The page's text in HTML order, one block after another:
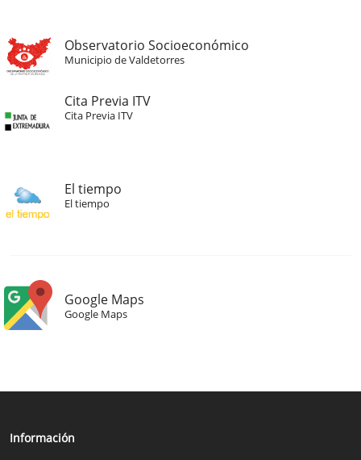
Observatorio Socioeconómico
Municipio de Valdetorres
Cita Previa ITV
Cita Previa ITV
El tiempo
El tiempo
Google Maps
Google Maps
Información